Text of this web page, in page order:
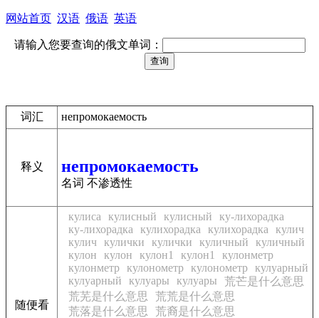
网站首页 汉语 俄语 英语
请输入您要查询的俄文单词：
词汇 непромокаемость
释义 непромокаемость
名词 不渗透性
随便看
кулиса кулисный кулисный
ку-лихорадка
ку-лихорадка
кулихорадка кулихорадка
кулич
кулич кулички кулички куличный
куличный
кулон
кулон кулон1 кулон1
кулонметр
кулонметр кулонометр кулонометр кулуарный
кулуарный
кулуары кулуары
荒芒是什么意思
荒芜是什么意思
荒荒是什么意思
荒落是什么意思
荒裔是什么意思